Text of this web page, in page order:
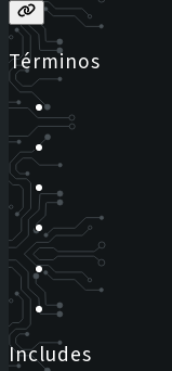
Términos
Includes